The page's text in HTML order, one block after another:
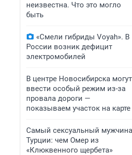
неизвестна. Что это могло
быть
«Смели гибриды Voyah». В
России возник дефицит
электромобилей
В центре Новосибирска могут
ввести особый режим из-за
провала дороги —
показываем участок на карте
Самый сексуальный мужчина
Турции: чем Омер из
«Клюквенного щербета»